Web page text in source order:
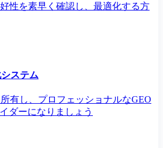
性を素早く確認し、最適化する方
ステム
有し、プロフェッショナルなGEO
ダーになりましょう